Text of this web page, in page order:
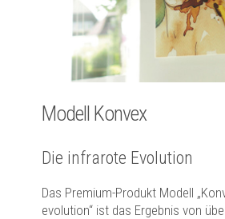
Modell Konvex
Die infrarote Evolution
Das Premium-Produkt Modell
evolution“ ist das Ergebnis von